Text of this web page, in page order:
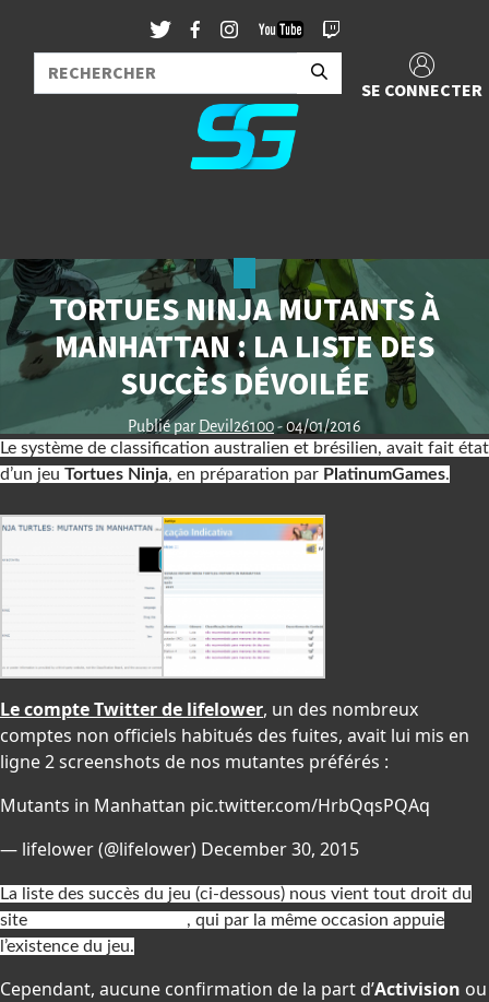
SE CONNECTER
TORTUES NINJA MUTANTS À
MANHATTAN : LA LISTE DES
SUCCÈS DÉVOILÉE
Publié par Devil26100- 04/01/2016
Le système de classification australien et brésilien, avait fait état
d’un jeu Tortues Ninja, en préparation par PlatinumGames.
Le compte Twitter de lifelower, un des nombreux
comptes non officiels habitués des fuites, avait lui mis en
ligne 2 screenshots de nos mutantes préférés :
Mutants in Manhattan pic.twitter.com/HrbQqsPQAq
— lifelower (@lifelower) December 30, 2015
La liste des succès du jeu (ci-dessous) nous vient tout droit du
site
, qui par la même occasion appuie
l’existence du jeu.
Cependant, aucune confirmation de la part d’Activision ou